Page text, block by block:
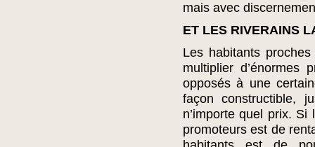
mais avec
ET LES RIVERAINS
Les habitants
multiplier d’énormes
opposés à une
façon constructible,
n’importe quel prix.
promoteurs est de